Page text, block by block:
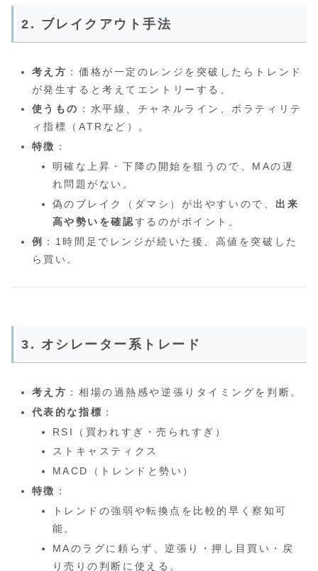
2. ブレイクアウト手法
考え方 ：価格が一定のレンジを突破したらトレンド
が発生すると考えてエントリーする。
使うもの ：水平線、チャネルライン、ボラティリテ
ィ指標（ATRなど）。
特徴 ：
明確な上昇・下降の開始を狙うので、MAの遅
れ問題がない。
偽のブレイク（ダマシ）が出やすいので、 出来
高や勢いを確認するのがポイント。
例
：1時間足でレンジが続いた後、高値を突破した
ら買い。
3. オシレーター系トレード
考え方 ：相場の過熱感や逆張りタイミングを判断。
代表的な指標 ：
RSI（買われすぎ・売られすぎ）
ストキャスティクス
MACD（トレンドと勢い）
特徴 ：
トレンドの強弱や転換点を比較的早く察知可
能。
MAのラグに頼らず、逆張り・押し目買い・戻
り売りの判断に使える。